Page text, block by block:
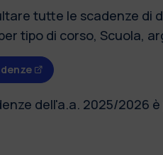
tutte le scadenze di
tipo di corso, Scuola,
dell'a.a. 2025/2026